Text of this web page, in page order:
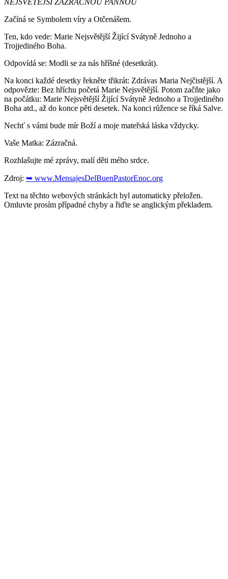
Začíná se Symbolem víry a Otčenášem.
Ten, kdo vede: Marie Nejsvětější Žijící Svátyně Jednoho a
Trojjediného Boha.
Odpovídá se: Modli se za nás hříšné (desetkrát).
Na konci každé desetky řekněte třikrát: Zdrávas Maria Nejčistější. A
odpovězte: Bez hříchu početá Marie Nejsvětější. Potom začňte jako
na počátku: Marie Nejsvětější Žijící Svátyně Jednoho a Trojjediného
Boha atd., až do konce pěti desetek. Na konci růžence se říká Salve.
Nechť s vámi bude mír Boží a moje mateřská láska vždycky.
Vaše Matka: Zázračná.
Rozhlašujte mé zprávy, malí děti mého srdce.
Zdroj: ➥ www.MensajesDelBuenPastorEnoc.org
Text na těchto webových stránkách byl automaticky přeložen.
Omluvte prosím případné chyby a řiďte se anglickým překladem.